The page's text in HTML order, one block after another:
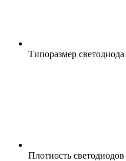
Типоразмер светодиода
Плотность светодиодов